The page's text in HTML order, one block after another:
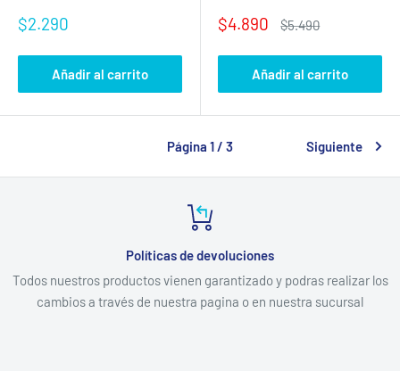
Precio
venta
$2.290
Añadir al carrito
Precio
venta
$4.890
Precio
$5.490
Añadir al carrito
Página 1 / 3 Siguiente
Políticas de devoluciones
Todos nuestros productos vienen garantizado y podras realizar los
cambios a través de nuestra pagina o en nuestra sucursal